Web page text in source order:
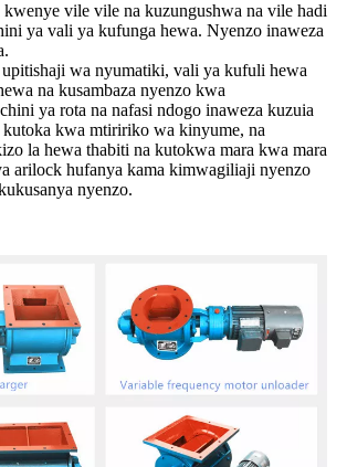
vile vile na kuzungushwa na vile hadi
ya vali ya kufunga hewa. Nyenzo inaweza
wa nyumatiki, vali ya kufuli hewa
na kusambaza nyenzo kwa
ya rota na nafasi ndogo inaweza kuzuia
kwa mtiririko wa kinyume, na
la hewa thabiti na kutokwa mara kwa mara
arilock hufanya kama kimwagiliaji nyenzo
nyenzo.